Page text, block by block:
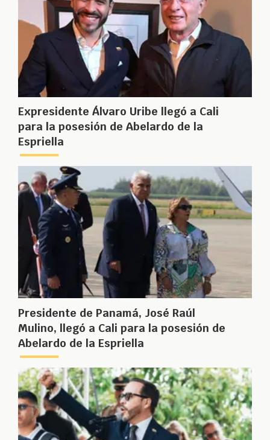
Expresidente Álvaro Uribe llegó a Cali
para la posesión de Abelardo de la
Espriella
Presidente de Panamá, José Raúl
Mulino, llegó a Cali para la posesión de
Abelardo de la Espriella